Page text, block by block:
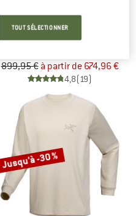
ARC'TERYX
Alpha SV Jacket
899,95 € à partir de 674,96 €
4,8(19)
Jusqu'à -30 %
TOUT SÉLECTIONNER